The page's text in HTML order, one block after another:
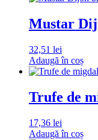
Mustar
32,51 lei
Adaugă în coș
Trufe de
17,36 lei
Adaugă în coș